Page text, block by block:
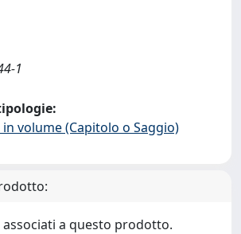
1
volume (Capitolo o Saggio)
a questo prodotto.